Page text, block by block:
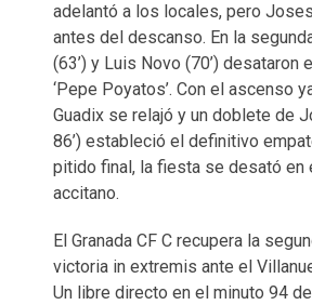
adelantó a los locales, pero
antes del descanso. En la
(63’) y Luis Novo (70’) desataron
‘Pepe Poyatos’. Con el ascenso
Guadix se relajó y un doblete de
86’) estableció el definitivo
pitido final, la fiesta se desató en
accitano.
El Granada CF C recupera la
victoria in extremis ante el
Un libre directo en el minuto 94